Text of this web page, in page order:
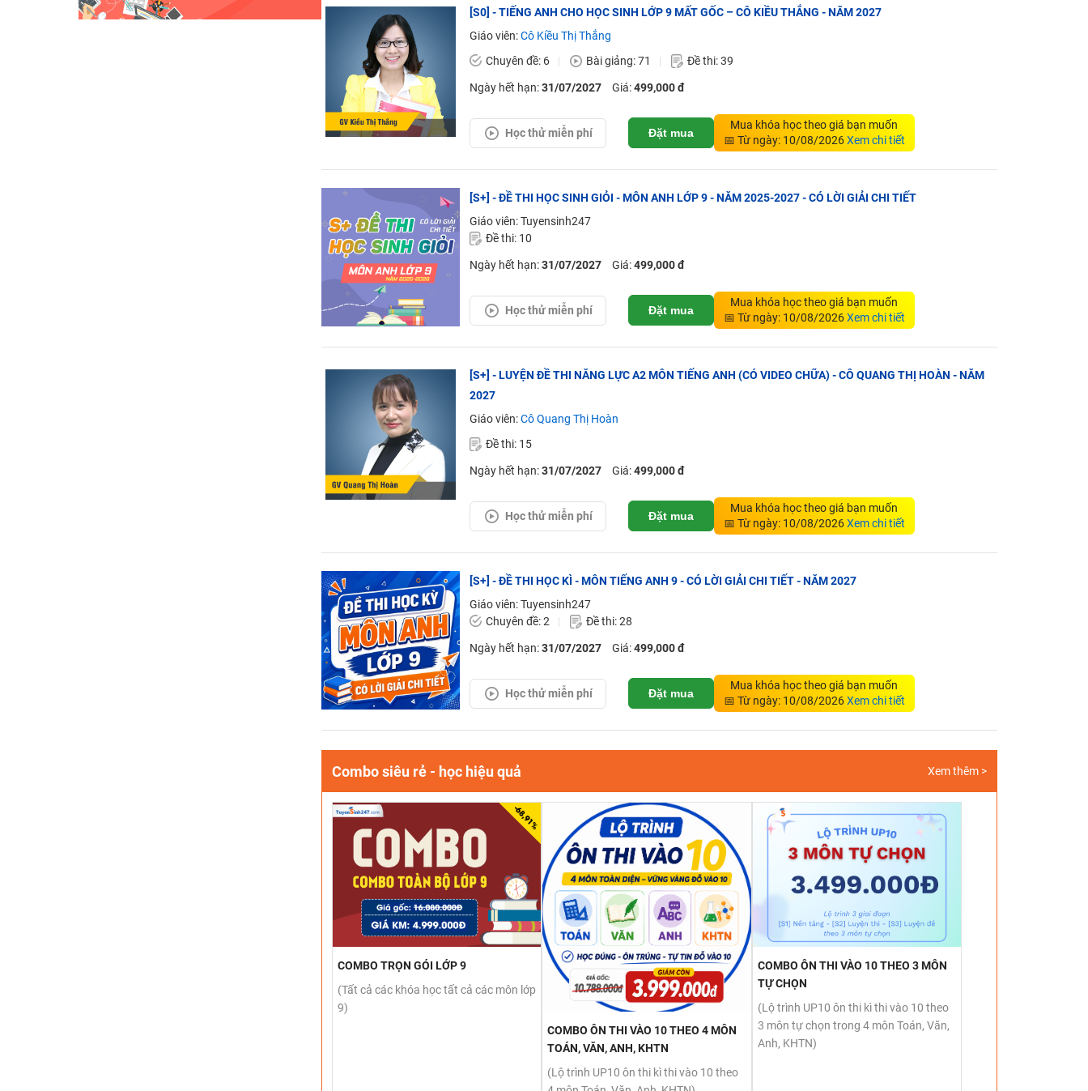
[S0] - TIẾNG ANH CHO HỌC SINH LỚP 9 MẤT GỐC – CÔ KIỀU THẮNG - NĂM 2027
Giáo viên:Cô Kiều Thị Thắng
Chuyên đề: 6
Bài giảng: 71 Đề thi: 39
Ngày hết hạn:31/07/2027 Giá:499,000 đ
Học thử miễn phí Đặt mua
Mua khóa học theo giá bạn muốn
📅 Từ ngày: 10/08/2026Xem chi tiết
[S+] - ĐỀ THI HỌC SINH GIỎI - MÔN ANH LỚP 9 - NĂM 2025-2027 - CÓ LỜI GIẢI CHI TIẾT
Giáo viên: Tuyensinh247
Đề thi: 10
Ngày hết hạn:31/07/2027 Giá:499,000 đ
Học thử miễn phí Đặt mua
Mua khóa học theo giá bạn muốn
📅 Từ ngày: 10/08/2026Xem chi tiết
[S+] - LUYỆN ĐỀ THI NĂNG LỰC A2 MÔN TIẾNG ANH (CÓ VIDEO CHỮA) - CÔ QUANG THỊ HOÀN - NĂM
2027
Giáo viên:Cô Quang Thị Hoàn
Đề thi: 15
Ngày hết hạn:31/07/2027 Giá:499,000 đ
Học thử miễn phí Đặt mua
Mua khóa học theo giá bạn muốn
📅 Từ ngày: 10/08/2026Xem chi tiết
[S+] - ĐỀ THI HỌC KÌ - MÔN TIẾNG ANH 9 - CÓ LỜI GIẢI CHI TIẾT - NĂM 2027
Giáo viên: Tuyensinh247
Chuyên đề: 2
Đề thi: 28
Ngày hết hạn:31/07/2027 Giá:499,000 đ
Học thử miễn phí Đặt mua
Mua khóa học theo giá bạn muốn
📅 Từ ngày: 10/08/2026Xem chi tiết
Combo siêu rẻ - học hiệu quả Xem thêm >
COMBO TRỌN GÓI LỚP 9
(Tất cả các khóa học tất cả các môn lớp
9)
COMBO ÔN THI VÀO 10 THEO 4 MÔN
TOÁN, VĂN, ANH, KHTN
(Lộ trình UP10 ôn thi kì thi vào 10 theo
COMBO ÔN THI VÀO 10 THEO 3 MÔN
TỰ CHỌN
(Lộ trình UP10 ôn thi kì thi vào 10 theo
3 môn tự chọn trong 4 môn Toán, Văn,
Anh, KHTN)